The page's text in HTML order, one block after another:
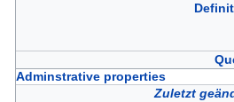
Adminstrative properties
Zuletzt